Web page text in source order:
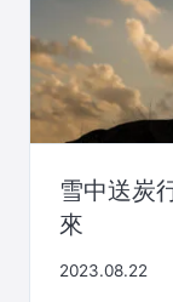
雪中送炭
來
2023.08.22